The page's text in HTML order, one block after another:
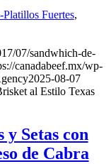
Platillos Fuertes,
07/sandwhich-de-
canadabeef.mx/wp-
2025-08-07
al Estilo Texas
y Setas con
de Cabra